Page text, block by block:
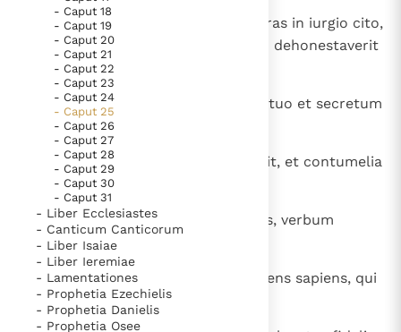
Paus Leo XIV in Pavia: "De stad is zowel een gave als
een taak"
Paus in Pavia: St. Augustinus toont ons de noodzaak om
"naar het innerlijk" toe te keren.
RK Documenten stelt heel veel belangrijke
kerkelijke documenten van de Rooms
Katholieke Kerk in het Nederlands beschikbaar
en is volledig afhankelijk van donaties.
Ik help mee!
- Caput 18
- Caput 19
- Caput 20
- Caput 21
- Caput 22
- Caput 23
- Caput 24
- Caput 25
- Caput 26
- Caput 27
- Caput 28
- Caput 29
- Caput 30
- Caput 31
- Liber Ecclesiastes
- Canticum Canticorum
- Liber Isaiae
- Liber Ieremiae
- Lamentationes
- Prophetia Ezechielis
- Prophetia Danielis
- Prophetia Osee
Quae viderunt oculi tui, ne proferas in iurgio cito,
quoniam quid facies postea, cum dehonestaverit
te amicus tuus?
Causam tuam tracta cum amico tuo et secretum
extranei ne reveles,
ne forte insultet tibi, cum audierit, et contumelia
tua revocari non poterit.
Mala aurea in ornatibus argenteis, verbum
prolatum in tempore suo.
Inauris aurea et margaritum fulgens sapiens, qui
arguit super aurem audientem.